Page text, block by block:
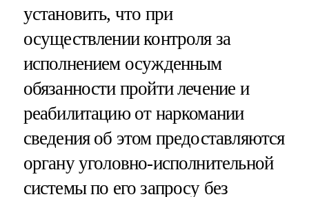
установить, что при
осуществлении контроля за
исполнением осужденным
обязанности пройти лечение и
реабилитацию от наркомании
сведения об этом предоставляются
органу уголовно-исполнительной
системы по его запросу без